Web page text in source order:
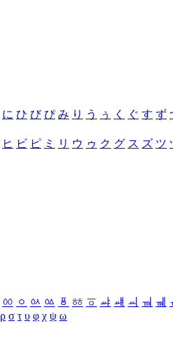
に ひ び ぴ み り う ぅ く ぐ す ず
ヒ ビ ピ ミ リ ウ ゥ ク グ ス ズ ツ
ㆀ ㆁ ㆂ ㆃ ㆄ ㆅ ㆆ ㆇ ㆈ ㆉ ㆊ ㆋ
ρ σ τ υ φ χ ψ ω